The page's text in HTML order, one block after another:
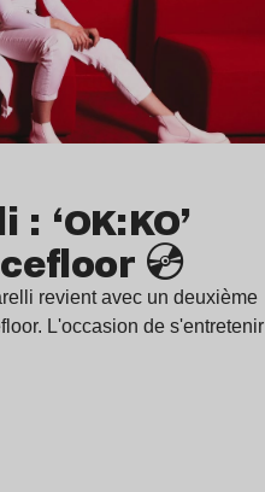
‘OK:KO’
💿
revient avec un deuxième
L'occasion de s'entretenir